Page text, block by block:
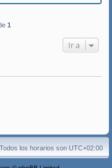
1
Ir a
Todos los horarios son UTC+02:00